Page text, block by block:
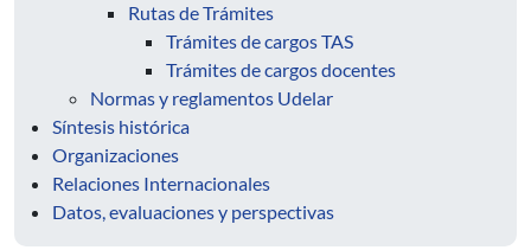
Rutas de Trámites
Trámites de cargos TAS
Trámites de cargos docentes
Normas y reglamentos Udelar
Síntesis histórica
Organizaciones
Relaciones Internacionales
Datos, evaluaciones y perspectivas